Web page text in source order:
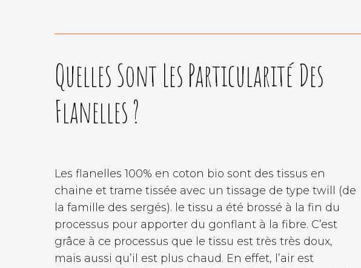
Quelles Sont Les Particularité Des
Flanelles ?
Les flanelles 100% en coton bio sont des tissus en
chaine et trame tissée avec un tissage de type twill (de
la famille des sergés). le tissu a été brossé à la fin du
processus pour apporter du gonflant à la fibre. C’est
grâce à ce processus que le tissu est très très doux,
mais aussi qu’il est plus chaud. En effet, l’air est